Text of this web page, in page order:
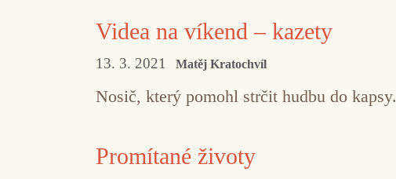
Videa na víkend – kazety
13. 3. 2021 Matěj Kratochvíl
Nosič, který pomohl strčit hudbu do kapsy.
Promítané životy